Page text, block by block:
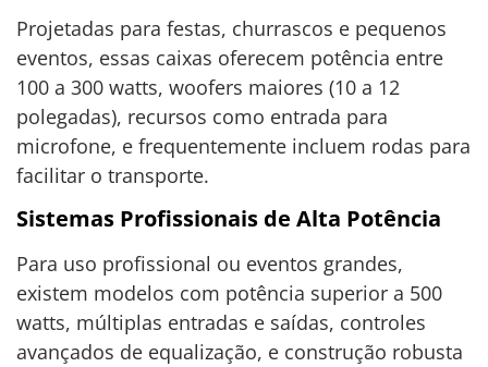
Projetadas para festas, churrascos e pequenos
eventos, essas caixas oferecem potência entre
100 a 300 watts, woofers maiores (10 a 12
polegadas), recursos como entrada para
microfone, e frequentemente incluem rodas para
facilitar o transporte.
Sistemas Profissionais de Alta Potência
Para uso profissional ou eventos grandes,
existem modelos com potência superior a 500
watts, múltiplas entradas e saídas, controles
avançados de equalização, e construção robusta